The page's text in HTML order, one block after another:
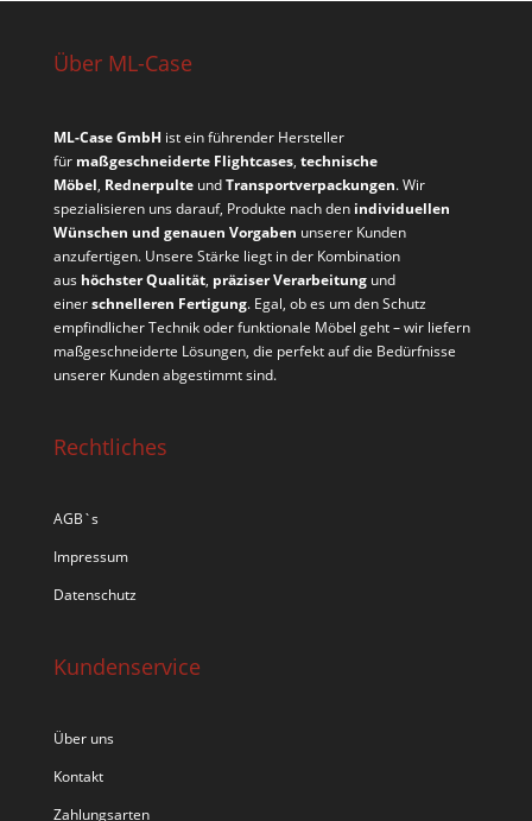
Über ML-Case
ML-Case GmbH ist ein führender Hersteller
für maßgeschneiderte Flightcases, technische
Möbel, RednerpulteundTransportverpackungen. Wir
spezialisieren uns darauf, Produkte nach den individuellen
Wünschen und genauen Vorgaben unserer Kunden
anzufertigen. Unsere Stärke liegt in der Kombination
aus höchster Qualität, präziser Verarbeitungund
einerschnelleren Fertigung. Egal, ob es um den Schutz
empfindlicher Technik oder funktionale Möbel geht – wir liefern
maßgeschneiderte Lösungen, die perfekt auf die Bedürfnisse
unserer Kunden abgestimmt sind.
Rechtliches
AGB`s
Impressum
Datenschutz
Kundenservice
Über uns
Kontakt
Zahlungsarten